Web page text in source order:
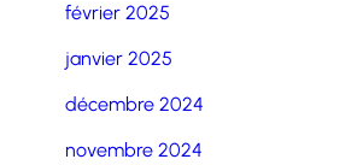
février 2025
janvier 2025
décembre 2024
novembre 2024